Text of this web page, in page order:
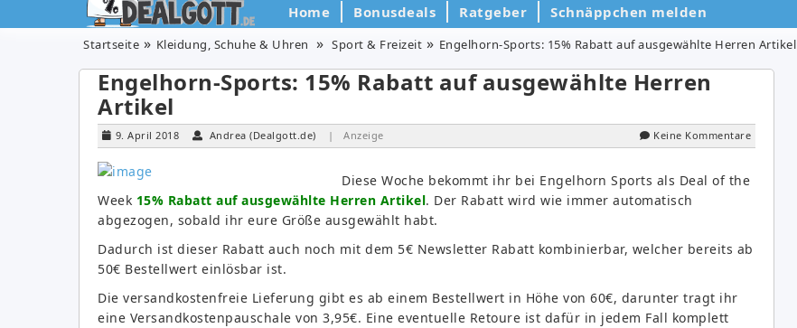
Home Bonusdeals Ratgeber Schnäppchen melden
Startseite Kleidung, Schuhe & Uhren Sport & Freizeit Engelhorn-Sports: 15% Rabatt auf ausgewählte Herren Artikel
Engelhorn-Sports: 15% Rabatt auf ausgewählte Herren
Artikel
9. April 2018 Andrea (Dealgott.de) | Anzeige Keine Kommentare
Diese Woche bekommt ihr bei Engelhorn Sports als Deal of the
Week 15% Rabatt auf ausgewählte Herren Artikel. Der Rabatt wird wie immer automatisch
abgezogen, sobald ihr eure Größe ausgewählt habt.
Dadurch ist dieser Rabatt auch noch mit dem 5€ Newsletter Rabatt kombinierbar, welcher bereits ab
50€ Bestellwert einlösbar ist.
Die versandkostenfreie Lieferung gibt es ab einem Bestellwert in Höhe von 60€, darunter tragt ihr
eine Versandkostenpauschale von 3,95€. Eine eventuelle Retoure ist dafür in jedem Fall komplett